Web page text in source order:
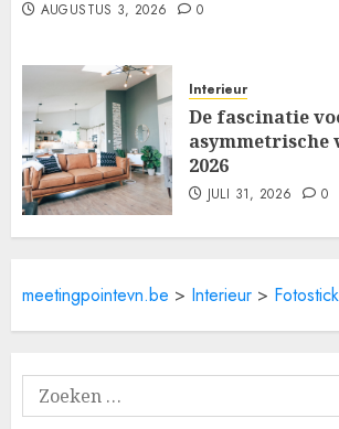
AUGUSTUS 3, 2026 0
Interieur
De fascinatie
2026
JULI 31, 2026 0
meetingpointevn.be > Interieur >
Zoeken
naar: